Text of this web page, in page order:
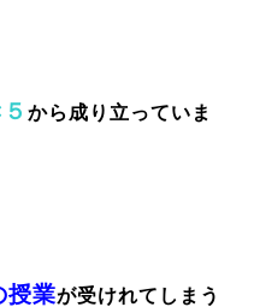
から成り立っていま
授業が受けれてしまう